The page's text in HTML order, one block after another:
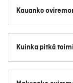
Kauanko
Kuinka pitkä